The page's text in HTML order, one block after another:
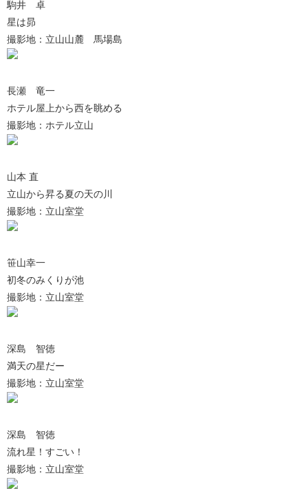
駒井 卓
星は昴
撮影地：立山山麓 馬場島
長瀬 竜一
ホテル屋上から西を眺める
撮影地：ホテル立山
山本 直
立山から昇る夏の天の川
撮影地：立山室堂
笹山幸一
初冬のみくりが池
撮影地：立山室堂
深島 智徳
満天の星だー
撮影地：立山室堂
深島 智徳
流れ星！すごい！
撮影地：立山室堂